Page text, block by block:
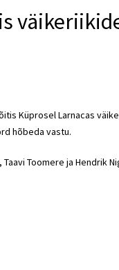
Küprosel Larnacas
hõbeda vastu.
Taavi Toomere ja Hendrik